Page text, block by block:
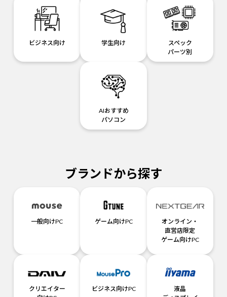
ビジネス向け 学生向け
スペック
パーツ別
AIおすすめ
パソコン
ブランドから探す
一般向けPC ゲーム向けPC
オンライン・
直営店限定
ゲーム向けPC
クリエイター
ビジネス向けPC
液晶